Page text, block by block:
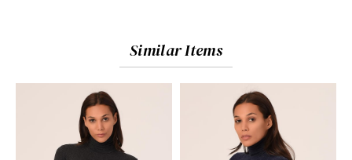
Similar Items